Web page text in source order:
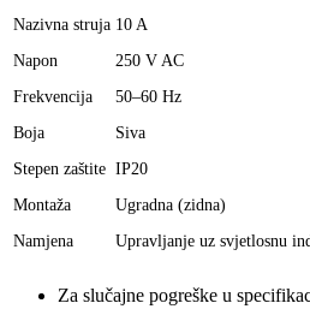
Nazivna struja 10 A
Napon
250 V AC
Frekvencija
50–60 Hz
Boja
Siva
Stepen zaštite IP20
Montaža
Ugradna (zidna)
Namjena
Upravljanje uz svjetlosnu
Za slučajne pogreške u